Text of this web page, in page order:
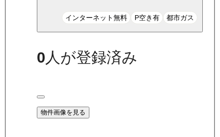
インターネット無料 P空き有 都市ガス
0 人が登録済み
物件画像を見る